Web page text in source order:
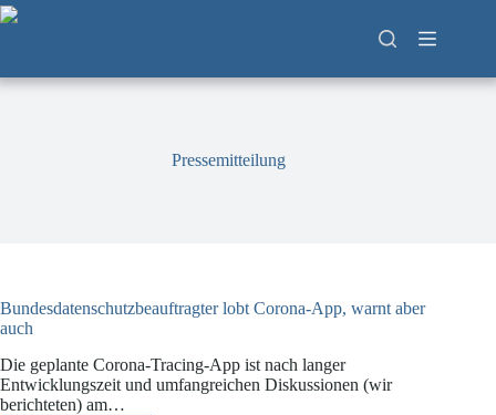
Zum
Inhalt
Pressemitteilung
Bundesdatenschutzbeauftragter lobt Corona-App, warnt aber
auch
Die geplante Corona-Tracing-App ist nach langer
Entwicklungszeit und umfangreichen Diskussionen (wir
berichteten) am…